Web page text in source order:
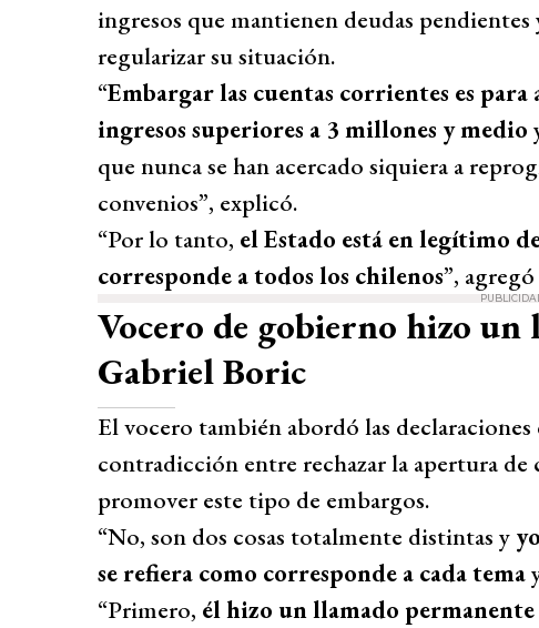
ingresos que mantienen deudas pendientes
regularizar su situación.
“Embargar las cuentas corrientes es
ingresos superiores a 3 millones y medio
que nunca se han acercado siquiera a
convenios”, explicó.
“Por lo tanto, el Estado está en legítimo
corresponde a todos los chilenos”,
Vocero de gobierno hizo un
Gabriel Boric
El vocero también abordó las
contradicción entre rechazar la apertura de
promover este tipo de embargos.
“No, son dos cosas totalmente distintas y
se refiera como corresponde a cada tema
“Primero, él hizo un llamado